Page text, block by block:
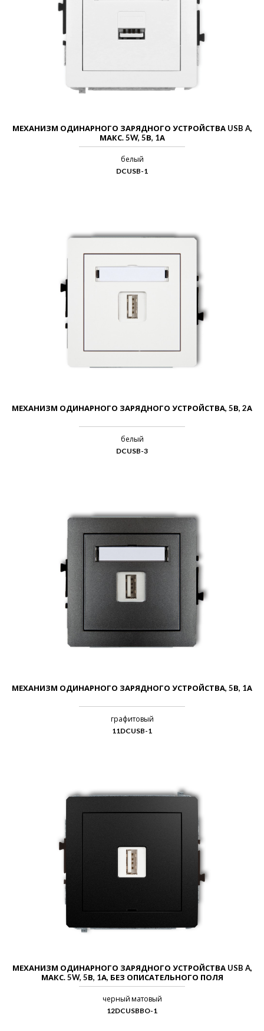
МЕХАНИЗМ ОДИНАРНОГО ЗАРЯДНОГО УСТРОЙСТВА USB A,
МАКС. 5W, 5В, 1А
белый
DCUSB-1
МЕХАНИЗМ ОДИНАРНОГО ЗАРЯДНОГО УСТРОЙСТВА, 5В, 2А
белый
DCUSB-3
МЕХАНИЗМ ОДИНАРНОГО ЗАРЯДНОГО УСТРОЙСТВА, 5В, 1А
графитовый
11DCUSB-1
МЕХАНИЗМ ОДИНАРНОГО ЗАРЯДНОГО УСТРОЙСТВА USB A,
МАКС. 5W, 5В, 1А, БЕЗ ОПИСАТЕЛЬНОГО ПОЛЯ
черный матовый
12DCUSBBO-1